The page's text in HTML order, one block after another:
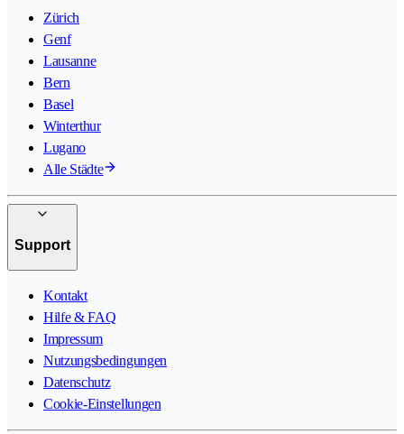
Zürich
Genf
Lausanne
Bern
Basel
Winterthur
Lugano
Alle Städte
Support
Kontakt
Hilfe & FAQ
Impressum
Nutzungsbedingungen
Datenschutz
Cookie-Einstellungen